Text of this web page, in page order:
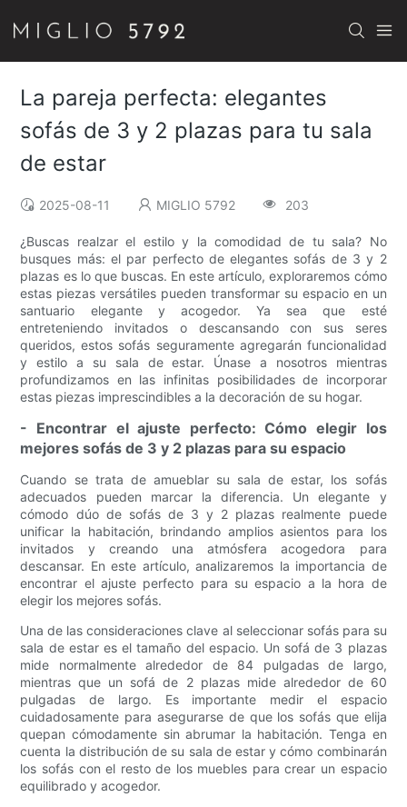
La pareja perfecta: elegantes
sofás de 3 y 2 plazas para tu sala
de estar
2025-08-11 MIGLIO 5792 203
¿Buscas realzar el estilo y la comodidad de tu sala? No
busques más: el par perfecto de elegantes sofás de 3 y 2
plazas es lo que buscas. En este artículo, exploraremos cómo
estas piezas versátiles pueden transformar su espacio en un
santuario elegante y acogedor. Ya sea que esté
entreteniendo invitados o descansando con sus seres
queridos, estos sofás seguramente agregarán funcionalidad
y estilo a su sala de estar. Únase a nosotros mientras
profundizamos en las infinitas posibilidades de incorporar
estas piezas imprescindibles a la decoración de su hogar.
- Encontrar el ajuste perfecto: Cómo elegir los
mejores sofás de 3 y 2 plazas para su espacio
Cuando se trata de amueblar su sala de estar, los sofás
adecuados pueden marcar la diferencia. Un elegante y
cómodo dúo de sofás de 3 y 2 plazas realmente puede
unificar la habitación, brindando amplios asientos para los
invitados y creando una atmósfera acogedora para
descansar. En este artículo, analizaremos la importancia de
encontrar el ajuste perfecto para su espacio a la hora de
elegir los mejores sofás.
Una de las consideraciones clave al seleccionar sofás para su
sala de estar es el tamaño del espacio. Un sofá de 3 plazas
mide normalmente alrededor de 84 pulgadas de largo,
mientras que un sofá de 2 plazas mide alrededor de 60
pulgadas de largo. Es importante medir el espacio
cuidadosamente para asegurarse de que los sofás que elija
quepan cómodamente sin abrumar la habitación. Tenga en
cuenta la distribución de su sala de estar y cómo combinarán
los sofás con el resto de los muebles para crear un espacio
equilibrado y acogedor.